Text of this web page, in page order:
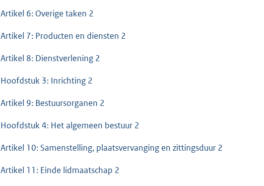
Artikel 6: Overige taken 2
Artikel 7: Producten en diensten 2
Artikel 8: Dienstverlening 2
Hoofdstuk 3: Inrichting 2
Artikel 9: Bestuursorganen 2
Hoofdstuk 4: Het algemeen bestuur 2
Artikel 10: Samenstelling, plaatsvervanging en zittingsduur 2
Artikel 11: Einde lidmaatschap 2